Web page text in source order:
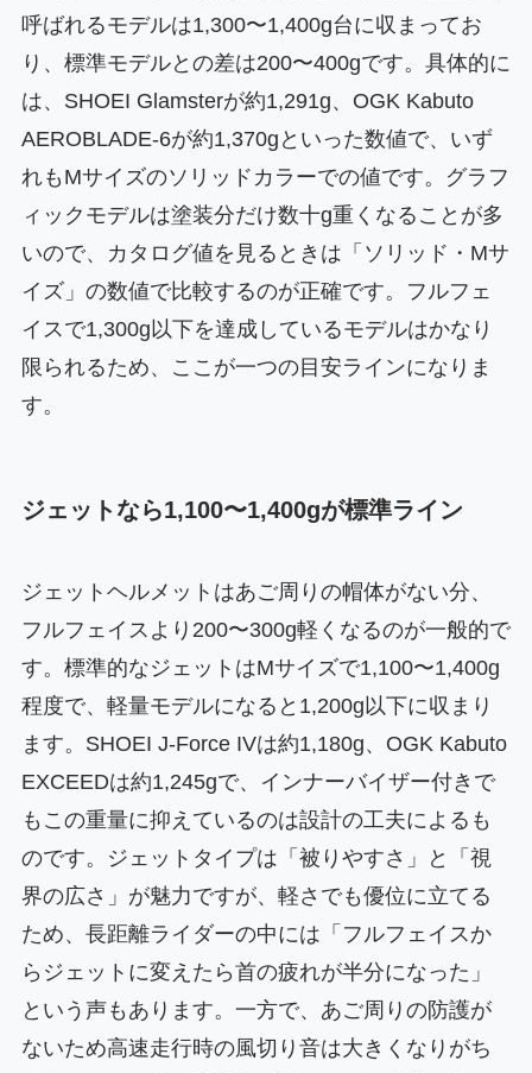
呼ばれるモデルは1,300〜1,400g台に収まってお
り、標準モデルとの差は200〜400gです。具体的に
は、SHOEI Glamsterが約1,291g、OGK Kabuto
AEROBLADE-6が約1,370gといった数値で、いず
れもMサイズのソリッドカラーでの値です。グラフ
ィックモデルは塗装分だけ数十g重くなることが多
いので、カタログ値を見るときは「ソリッド・Mサ
イズ」の数値で比較するのが正確です。フルフェ
イスで1,300g以下を達成しているモデルはかなり
限られるため、ここが一つの目安ラインになりま
す。
ジェットなら1,100〜1,400gが標準ライン
ジェットヘルメットはあご周りの帽体がない分、
フルフェイスより200〜300g軽くなるのが一般的で
す。標準的なジェットはMサイズで1,100〜1,400g
程度で、軽量モデルになると1,200g以下に収まり
ます。SHOEI J-Force IVは約1,180g、OGK Kabuto
EXCEEDは約1,245gで、インナーバイザー付きで
もこの重量に抑えているのは設計の工夫によるも
のです。ジェットタイプは「被りやすさ」と「視
界の広さ」が魅力ですが、軽さでも優位に立てる
ため、長距離ライダーの中には「フルフェイスか
らジェットに変えたら首の疲れが半分になった」
という声もあります。一方で、あご周りの防護が
ないため高速走行時の風切り音は大きくなりがち